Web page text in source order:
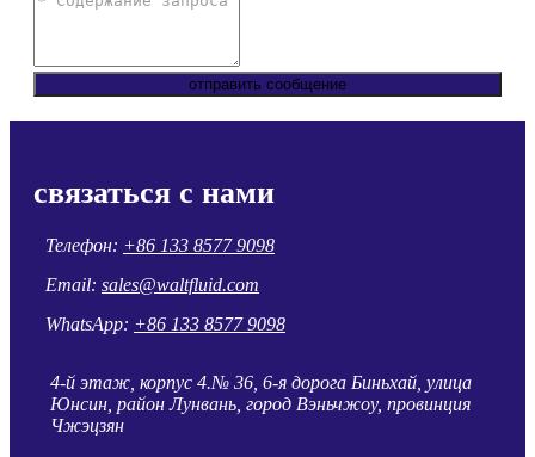
отправить сообщение
связаться с нами
Телефон: +86 133 8577 9098
Email: sales@waltfluid.com
WhatsApp: +86 133 8577 9098
4-й этаж, корпус 4.№ 36, 6-я дорога Биньхай, улица
Юнсин, район Лунвань, город Вэньчжоу, провинция
Чжэцзян